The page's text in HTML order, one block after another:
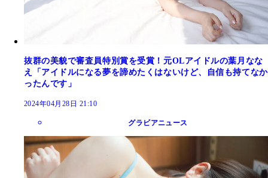
抜群の美貌で審査員特別賞を受賞！元OLアイドルの葉月なな
え「アイドルになる夢を諦めたくはないけど、自信も持てなか
ったんです」
2024年04月28日 21:10
グラビアニュース